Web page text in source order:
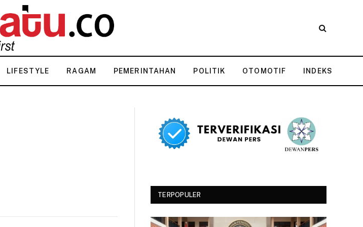
LIFESTYLE RAGAM PEMERINTAHAN POLITIK OTOMOTIF INDEKS
TERPOPULER